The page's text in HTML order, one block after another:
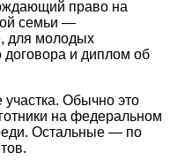
право на
семьи ―
для молодых
договора и диплом об
участка. Обычно это
на федеральном
Остальные ― по